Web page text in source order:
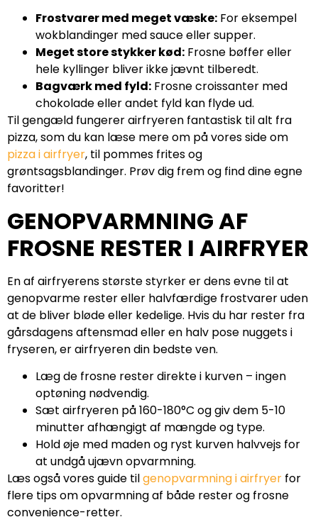
Frostvarer med meget væske: For eksempel
wokblandinger med sauce eller supper.
Meget store stykker kød: Frosne bøffer eller
hele kyllinger bliver ikke jævnt tilberedt.
Bagværk med fyld: Frosne croissanter med
chokolade eller andet fyld kan flyde ud.
Til gengæld fungerer airfryeren fantastisk til alt fra
pizza, som du kan læse mere om på vores side om
pizza i airfryer, til pommes frites og
grøntsagsblandinger. Prøv dig frem og find dine egne
favoritter!
GENOPVARMNING AF
FROSNE RESTER I AIRFRYER
En af airfryerens største styrker er dens evne til at
genopvarme rester eller halvfærdige frostvarer uden
at de bliver bløde eller kedelige. Hvis du har rester fra
gårsdagens aftensmad eller en halv pose nuggets i
fryseren, er airfryeren din bedste ven.
Læg de frosne rester direkte i kurven – ingen
optøning nødvendig.
Sæt airfryeren på 160-180°C og giv dem 5-10
minutter afhængigt af mængde og type.
Hold øje med maden og ryst kurven halvvejs for
at undgå ujævn opvarmning.
Læs også vores guide tilgenopvarmning i airfryer for
flere tips om opvarmning af både rester og frosne
convenience-retter.